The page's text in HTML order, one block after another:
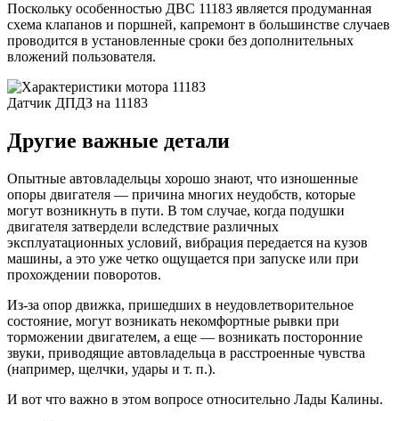
Поскольку особенностью ДВС 11183 является продуманная
схема клапанов и поршней, капремонт в большинстве случаев
проводится в установленные сроки без дополнительных
вложений пользователя.
Датчик ДПДЗ на 11183
Другие важные детали
Опытные автовладельцы хорошо знают, что изношенные
опоры двигателя — причина многих неудобств, которые
могут возникнуть в пути. В том случае, когда подушки
двигателя затвердели вследствие различных
эксплуатационных условий, вибрация передается на кузов
машины, а это уже четко ощущается при запуске или при
прохождении поворотов.
Из-за опор движка, пришедших в неудовлетворительное
состояние, могут возникать некомфортные рывки при
торможении двигателем, а еще — возникать посторонние
звуки, приводящие автовладельца в расстроенные чувства
(например, щелчки, удары и т. п.).
И вот что важно в этом вопросе относительно Лады Калины.